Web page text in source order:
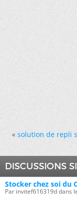
« solution de repli
DISCUSSIONS
Stocker chez soi du
Par invitef616319d dans